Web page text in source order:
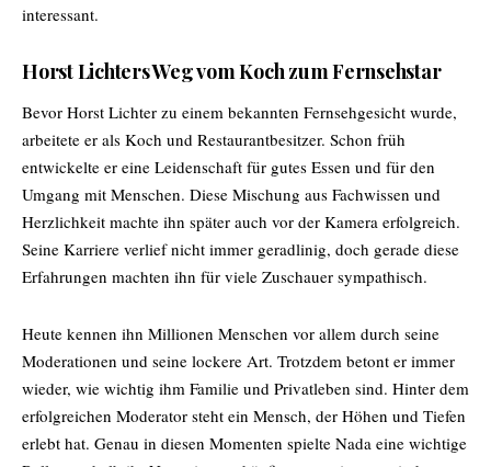
interessant.
Horst Lichters Weg vom Koch zum Fernsehstar
Bevor Horst Lichter zu einem bekannten Fernsehgesicht wurde,
arbeitete er als Koch und Restaurantbesitzer. Schon früh
entwickelte er eine Leidenschaft für gutes Essen und für den
Umgang mit Menschen. Diese Mischung aus Fachwissen und
Herzlichkeit machte ihn später auch vor der Kamera erfolgreich.
Seine Karriere verlief nicht immer geradlinig, doch gerade diese
Erfahrungen machten ihn für viele Zuschauer sympathisch.
Heute kennen ihn Millionen Menschen vor allem durch seine
Moderationen und seine lockere Art. Trotzdem betont er immer
wieder, wie wichtig ihm Familie und Privatleben sind. Hinter dem
erfolgreichen Moderator steht ein Mensch, der Höhen und Tiefen
erlebt hat. Genau in diesen Momenten spielte Nada eine wichtige